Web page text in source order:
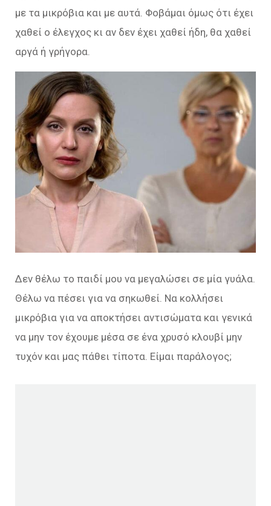
με τα μικρόβια και με αυτά. Φοβάμαι όμως ότι έχει
χαθεί ο έλεγχος κι αν δεν έχει χαθεί ήδη, θα χαθεί
αργά ή γρήγορα.
Δεν θέλω το παιδί μου να μεγαλώσει σε μία γυάλα.
Θέλω να πέσει για να σηκωθεί. Να κολλήσει
μικρόβια για να αποκτήσει αντισώματα και γενικά
να μην τον έχουμε μέσα σε ένα χρυσό κλουβί μην
τυχόν και μας πάθει τίποτα. Είμαι παράλογος;